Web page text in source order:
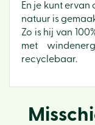
En je kunt
natuur is
Zo is hij van
met
recyclebaar.